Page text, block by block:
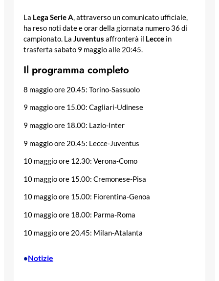
La Lega Serie A, attraverso un comunicato ufficiale,
ha reso noti date e orar della giornata numero 36 di
campionato. La Juventus affronterà il Lecce in
trasferta sabato 9 maggio alle 20:45.
Il programma completo
8 maggio ore 20.45: Torino-Sassuolo
9 maggio ore 15.00: Cagliari-Udinese
9 maggio ore 18.00: Lazio-Inter
9 maggio ore 20.45: Lecce-Juventus
10 maggio ore 12.30: Verona-Como
10 maggio ore 15.00: Cremonese-Pisa
10 maggio ore 15.00: Fiorentina-Genoa
10 maggio ore 18.00: Parma-Roma
10 maggio ore 20.45: Milan-Atalanta
•Notizie